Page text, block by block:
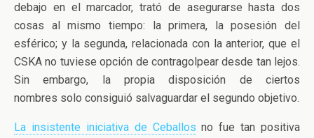
debajo en el marcador, trató de asegurarse hasta dos
cosas al mismo tiempo: la primera, la posesión del
esférico; y la segunda, relacionada con la anterior, que el
CSKA no tuviese opción de contragolpear desde tan lejos.
Sin embargo, la propia disposición de ciertos
nombres solo consiguió salvaguardar el segundo objetivo.
La insistente iniciativa de Ceballos no fue tan positiva